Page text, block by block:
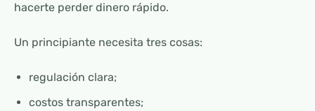
hacerte perder dinero rápido.
Un principiante necesita tres cosas:
regulación clara;
costos transparentes;